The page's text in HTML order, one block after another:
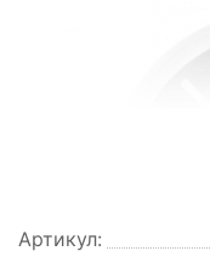
Артикул: